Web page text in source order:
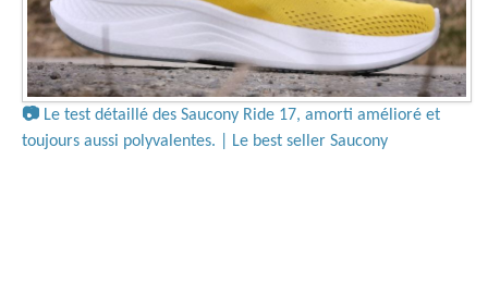
📷 Le test détaillé des Saucony Ride 17, amorti amélioré et
toujours aussi polyvalentes. | Le best seller Saucony